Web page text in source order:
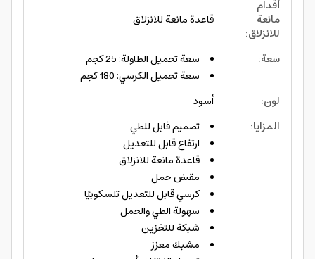
أقدام
مانعة
للانزلاق:
قاعدة مانعة للانزلاق
سعة:
سعة تحميل الطاولة: 25 كجم
سعة تحميل الكرسي: 180 كجم
لون:
أسود
المزايا:
تصميم قابل للطي
ارتفاع قابل للتعديل
قاعدة مانعة للانزلاق
مقبض حمل
كرسي قابل للتعديل تلسكوبيًا
سهولة الطي والحمل
شبكة للتخزين
مشبك معزز